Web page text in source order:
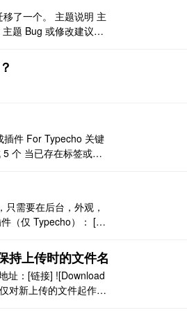
了一个。 主题说明 主
题 Bug 或修改建议可
件 For Typecho 关键
个 当已存在标签或已
（仅 Typecho）： [链
持上传时的文件名
址：[链接] ![Download
对新上传的文件起作